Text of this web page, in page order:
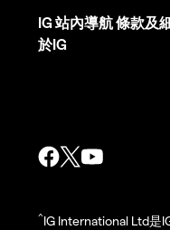
IG 站內導航條款及
於IG
^IG International Ltd是